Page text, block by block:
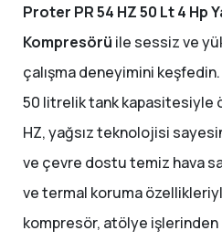
Proter PR 54 HZ 50 Lt 4 Hp
Kompresörü ile sessiz ve
çalışma deneyimini
50 litrelik tank kapasitesiyle
HZ, yağsız teknolojisi
ve çevre dostu temiz hava
ve termal koruma
kompresör, atölye işlerinden